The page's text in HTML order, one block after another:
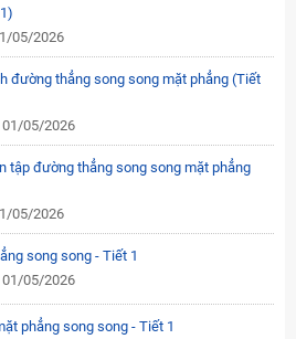
05/2026
đường thẳng song song mặt phẳng (Tiết
01/05/2026
tập đường thẳng song song mặt phẳng
05/2026
song song - Tiết 1
01/05/2026
phẳng song song - Tiết 1